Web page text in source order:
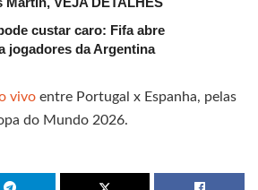
custar caro: Fifa abre
jogadores da Argentina
vivo entre Portugal x Espanha, pelas
do Mundo 2026.